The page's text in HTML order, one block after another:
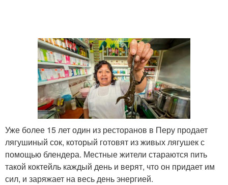
Уже более 15 лет один из ресторанов в Перу продает
лягушиный сок, который готовят из живых лягушек с
помощью блендера. Местные жители стараются пить
такой коктейль каждый день и верят, что он придает им
сил, и заряжает на весь день энергией.